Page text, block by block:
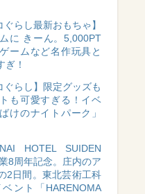
ぐらし最新おもちゃ】
に きーん。5,000PT
ームなど名作玩具と
ぎ！
ぐらし】限定グッズも
も可愛すぎる！イベ
けのナイトパーク」
HOTEL SUIDEN
8周年記念。庄内のア
2日間。東北芸術工科
ント「HARENOMA